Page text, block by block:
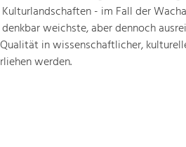
- im Fall der
weichste, aber dennoch
in wissenschaftlicher,
werden.